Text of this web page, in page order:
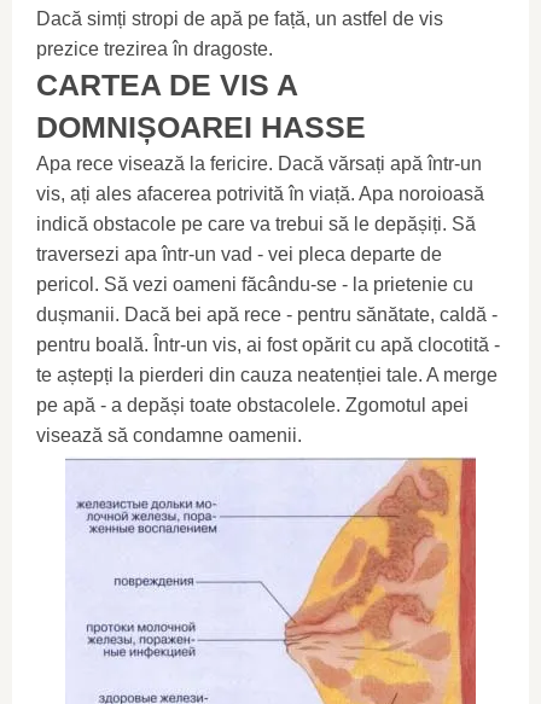
Dacă simți stropi de apă pe față, un astfel de vis
prezice trezirea în dragoste.
CARTEA DE VIS A
DOMNIȘOAREI HASSE
Apa rece visează la fericire. Dacă vărsați apă într-un
vis, ați ales afacerea potrivită în viață. Apa noroioasă
indică obstacole pe care va trebui să le depășiți. Să
traversezi apa într-un vad - vei pleca departe de
pericol. Să vezi oameni făcându-se - la prietenie cu
dușmanii. Dacă bei apă rece - pentru sănătate, caldă -
pentru boală. Într-un vis, ai fost opărit cu apă clocotită -
te aștepți la pierderi din cauza neatenției tale. A merge
pe apă - a depăși toate obstacolele. Zgomotul apei
visează să condamne oamenii.